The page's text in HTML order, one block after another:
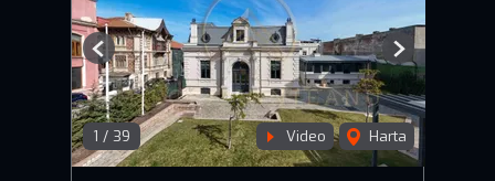
1 / 39 Video Harta
Previous Next